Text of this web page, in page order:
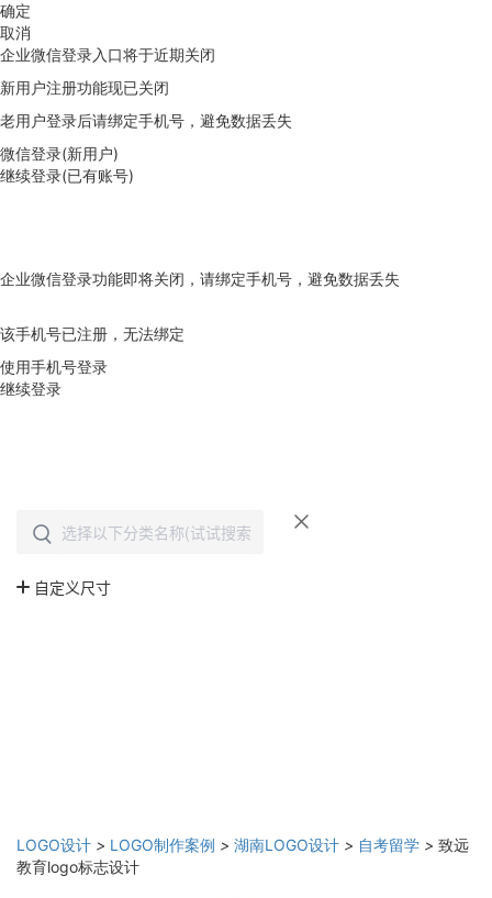
确定
取消
企业微信登录入口将于近期关闭
新用户注册功能现已关闭
老用户登录后请绑定手机号，避免数据丢失
微信登录(新用户)
继续登录(已有账号)
企业微信登录功能即将关闭，请绑定手机号，避免数据丢失
该手机号已注册，无法绑定
使用手机号登录
继续登录
LOGO设计 > LOGO制作案例 > 湖南LOGO设计 > 自考留学 > 致远
教育logo标志设计